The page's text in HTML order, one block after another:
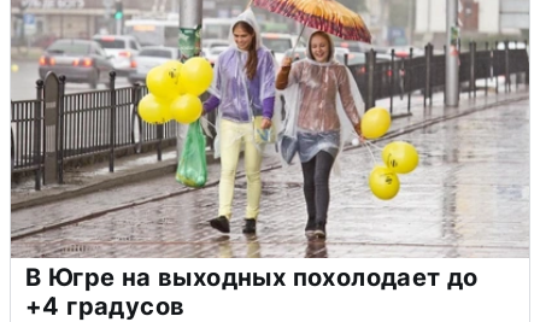
В Югре на выходных похолодает до
+4 градусов